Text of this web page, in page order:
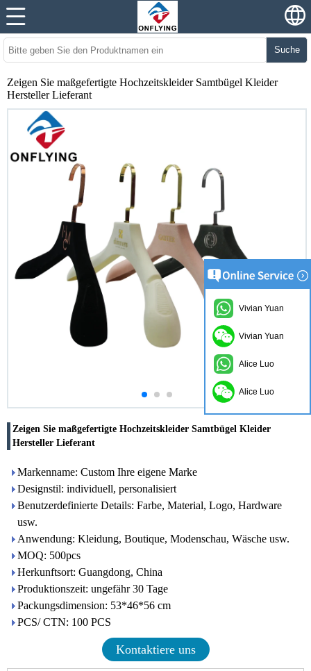
Suche
Zeigen Sie maßgefertigte Hochzeitskleider Samtbügel Kleider
Hersteller Lieferant
Zeigen Sie maßgefertigte Hochzeitskleider Samtbügel Kleider
Hersteller Lieferant
Markenname: Custom Ihre eigene Marke
Designstil: individuell, personalisiert
Benutzerdefinierte Details: Farbe, Material, Logo, Hardware
usw.
Anwendung: Kleidung, Boutique, Modenschau, Wäsche usw.
MOQ: 500pcs
Herkunftsort: Guangdong, China
Produktionszeit: ungefähr 30 Tage
Packungsdimension: 53*46*56 cm
PCS/ CTN: 100 PCS
Kontaktiere uns
Vivian Yuan
Vivian Yuan
Alice Luo
Alice Luo